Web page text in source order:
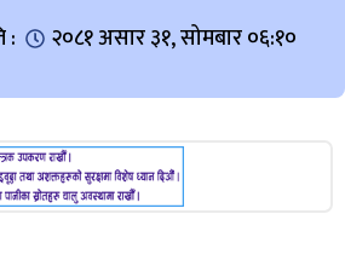
: २०८१ असार ३१, सोमबार ०६:१०